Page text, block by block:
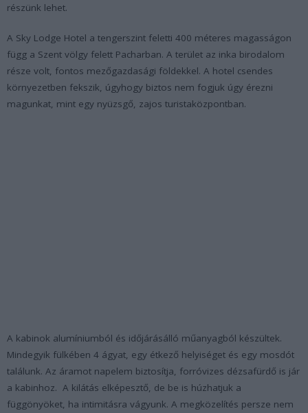
részünk lehet.
A Sky Lodge Hotel a tengerszint feletti 400 méteres magasságon
függ a Szent völgy felett Pacharban. A terület az inka birodalom
része volt, fontos mezőgazdasági földekkel. A hotel csendes
környezetben fekszik, úgyhogy biztos nem fogjuk úgy érezni
magunkat, mint egy nyüzsgő, zajos turistaközpontban.
A kabinok alumíniumból és időjárásálló műanyagból készültek.
Mindegyik fülkében 4 ágyat, egy étkező helyiséget és egy mosdót
találunk. Az áramot napelem biztosítja, forróvizes dézsafürdő is jár
a kabinhoz. A kilátás elképesztő, de be is húzhatjuk a
függönyöket, ha intimitásra vágyunk. A megközelítés persze nem